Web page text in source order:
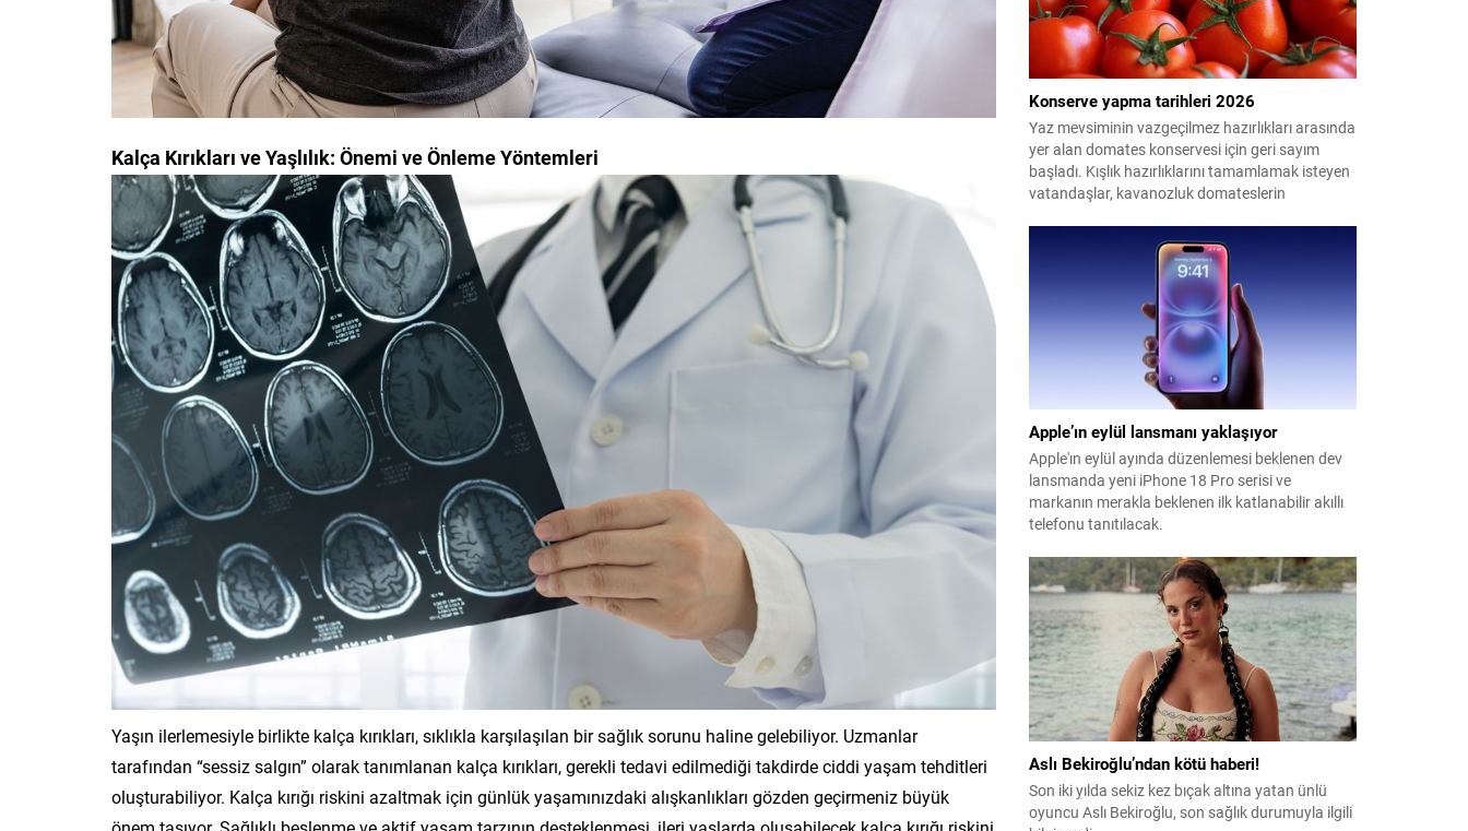
Kalça Kırıkları ve Yaşlılık: Önemi ve Önleme Yöntemleri
Yaşın ilerlemesiyle birlikte kalça kırıkları, sıklıkla karşılaşılan bir sağlık sorunu haline gelebiliyor. Uzmanlar
tarafından “sessiz salgın” olarak tanımlanan kalça kırıkları, gerekli tedavi edilmediği takdirde ciddi yaşam tehditleri
oluşturabiliyor. Kalça kırığı riskini azaltmak için günlük yaşamınızdaki alışkanlıkları gözden geçirmeniz büyük
Konserve yapma tarihleri 2026
Yaz mevsiminin vazgeçilmez hazırlıkları arasında
yer alan domates konservesi için geri sayım
başladı. Kışlık hazırlıklarını tamamlamak isteyen
vatandaşlar, kavanozluk domateslerin
olacağını araştırıyor. Peki 2026'da konserve
yapılacak domates ne zaman çıkacak? İşte en
Apple’ın eylül lansmanı yaklaşıyor
Apple'ın eylül ayında düzenlemesi beklenen dev
lansmanda yeni iPhone 18 Pro serisi ve
markanın merakla beklenen ilk katlanabilir akıllı
telefonu tanıtılacak.
Aslı Bekiroğlu’ndan kötü haberi!
Son iki yılda sekiz kez bıçak altına yatan ünlü
oyuncu Aslı Bekiroğlu, son sağlık durumuyla ilgili